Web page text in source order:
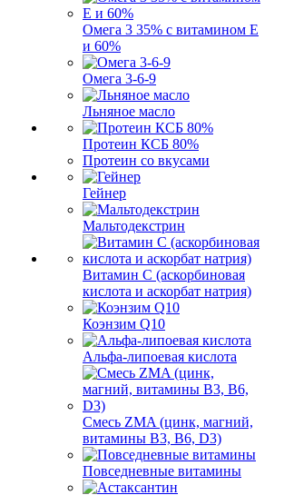
Омега 3 35% с витамином Е
и 60%
Омега 3-6-9
Льняное масло
Протеин КСБ 80%
Протеин со вкусами
Гейнер
Мальтодекстрин
Витамин C (аскорбиновая
кислота и аскорбат натрия)
Коэнзим Q10
Альфа-липоевая кислота
Смесь ZMA (цинк, магний,
витамины B3, B6, D3)
Повседневные витамины